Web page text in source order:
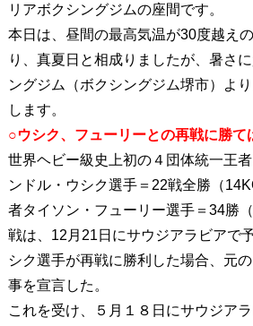
リアボクシングジムの座間です。
本日は、昼間の最高気温が30度越え
り、真夏日と相成りましたが、暑さ
ングジム（ボクシングジム堺市）よ
します。
○ウシク、フューリーとの再戦に勝て
世界ヘビー級史上初の４団体統一王
ンドル・ウシク選手＝22戦全勝（
者タイソン・フューリー選手＝34勝
戦は、12月21日にサウジアラビアで
シク選手が再戦に勝利した場合、元
事を宣言した。
これを受け、５月１８日にサウジア